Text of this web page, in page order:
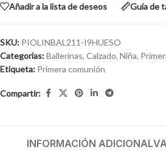
Añadir a la lista de deseos Guía de
SKU: PIOLINBAL211-I9HUESO
Categorías:Ballerinas, Calzado, Niña,
Etiqueta: Primera comunión
Compartir:
INFORMACIÓN ADICIONAL